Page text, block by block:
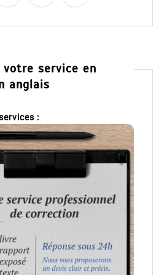
votre service en
anglais
: